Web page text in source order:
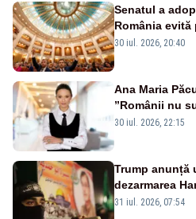
Senatul a
România evită
de euro din
30 iul. 2026, 20:40
Ana Maria
”Românii nu
Bolojan”
30 iul. 2026, 22:15
Trump anunță
dezarmarea
Israelului
31 iul. 2026, 07:54